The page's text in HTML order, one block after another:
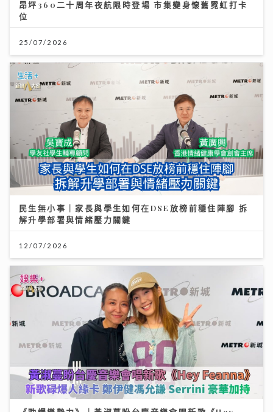
昂坪360二十周年夜航限時登場 市集變身懷舊霓虹打卡
位
25/07/2026
民生無小事｜家長與學生如何在DSE放榜前穩住陣腳 拆
解升學部署與情緒壓力關鍵
12/07/2026